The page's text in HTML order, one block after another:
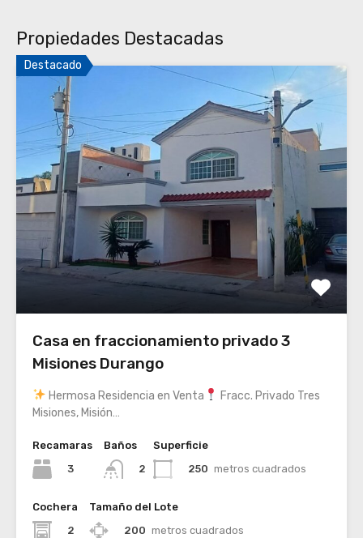
Propiedades Destacadas
Destacado
Casa en fraccionamiento privado 3
Misiones Durango
Hermosa Residencia en Venta
Fracc. Privado Tres
Misiones, Misión…
Recamaras
3
Baños
2
Superficie
250 metros cuadrados
Cochera
2
Tamaño del Lote
200 metros cuadrados